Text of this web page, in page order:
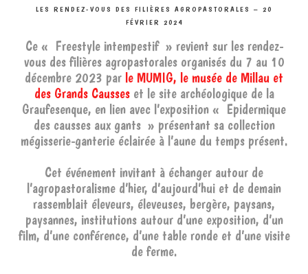
LES RENDEZ-VOUS DES FILIÈRES AGROPASTORALES – 20
FÉVRIER 2024
Ce « Freestyle intempestif » revient sur les rendez-
vous des filières agropastorales organisés du 7 au 10
décembre 2023 par le MUMIG, le musée de Millau et
des Grands Causseset le site archéologique de la
Graufesenque, en lien avec l’exposition « Epidermique
des causses aux gants » présentant sa collection
mégisserie-ganterie éclairée à l’aune du temps présent.
Cet événement invitant à échanger autour de
l’agropastoralisme d’hier, d’aujourd’hui et de demain
rassemblait éleveurs, éleveuses, bergère, paysans,
paysannes, institutions autour d’une exposition, d’un
film, d’une conférence, d’une table ronde et d’une visite
de ferme.